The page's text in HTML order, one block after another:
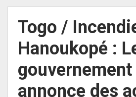
Togo /
Hanoukopé :
gouvernement
annonce des